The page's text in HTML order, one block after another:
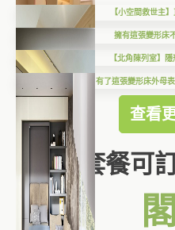
【小空間救世主
擁有這張變形床
【北角陳列室】
有了這張變形床外母
查看
套餐可